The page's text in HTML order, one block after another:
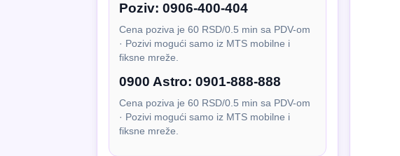
Poziv: 0906-400-404
Cena poziva je 60 RSD/0.5 min sa PDV-om
· Pozivi mogući samo iz MTS mobilne i
fiksne mreže.
0900 Astro: 0901-888-888
Cena poziva je 60 RSD/0.5 min sa PDV-om
· Pozivi mogući samo iz MTS mobilne i
fiksne mreže.